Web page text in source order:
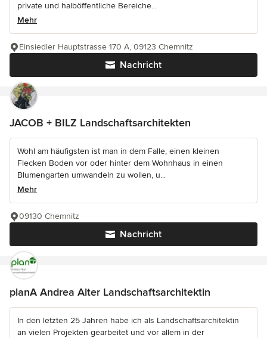
private und halböffentliche Bereiche...
Mehr
Nachricht
Einsiedler Hauptstrasse 170 A, 09123 Chemnitz
JACOB + BILZ Landschaftsarchitekten
Wohl am häufigsten ist man in dem Falle, einen kleinen
Flecken Boden vor oder hinter dem Wohnhaus in einen
Blumengarten umwandeln zu wollen, u...
Mehr
Nachricht
09130 Chemnitz
planA Andrea Alter Landschaftsarchitektin
In den letzten 25 Jahren habe ich als Landschaftsarchitektin
an vielen Projekten gearbeitet und vor allem in der